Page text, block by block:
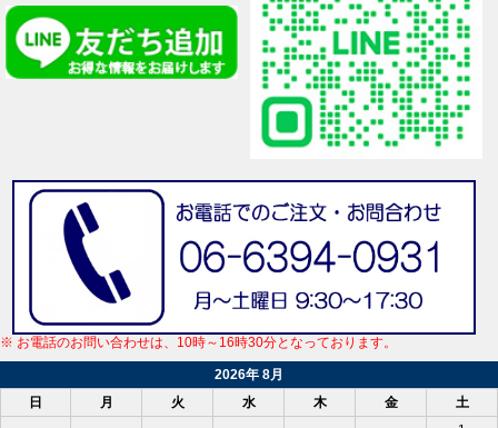
※ お電話のお問い合わせは、10時～16時30分となっております。
2026年 8月
日
月 火 水 木 金
土